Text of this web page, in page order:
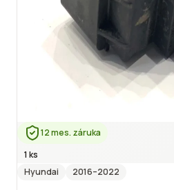
12 mes. záruka
1 ks
Hyundai
2016–2022